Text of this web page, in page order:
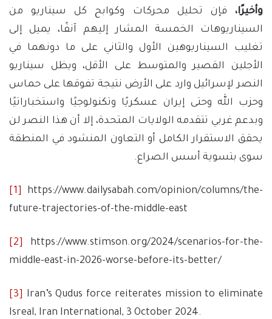
وأخيرًا، فإن تحليل محركات وكوابح كل سيناريو من
السيناريوهات الخمسة المشار إليهم آنفًا، يميل إلى
تغليب السيناريوهين الأول والثاني على ما دونهما في
الأجلين القصير والمتوسط على الأقل، ويظل سيناريو
النصر لإسرائيل وارد على الأرض نتيجة تفوقها على حماس
وحزب الله وحتى إيران عسكريًا وتكنولوجيًا واستخباراتيًا
وبدعم غربي تتقدمه الولايات المتحدة، إلا أن هذا النصر لن
يحقق الاستقرار الكامل أو التعاون المنشود في المنطقة
سوى بتسوية أسس الصراع.
[1]
https://www.dailysabah.com/opinion/columns/the-
future-trajectories-of-the-middle-east
[2]
https://www.stimson.org/2024/scenarios-for-the-
middle-east-in-2026-worse-before-its-better/
[3]
Iran’s Qudus force reiterates mission to eliminate
Isreal, Iran International, 3 October 2024.